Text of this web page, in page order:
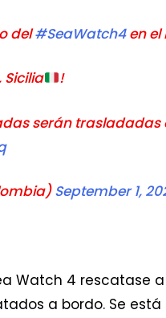
del#SeaWatch4en el
Sicilia !
serán
September 1,
Watch 4 rescatase
a bordo. Se está